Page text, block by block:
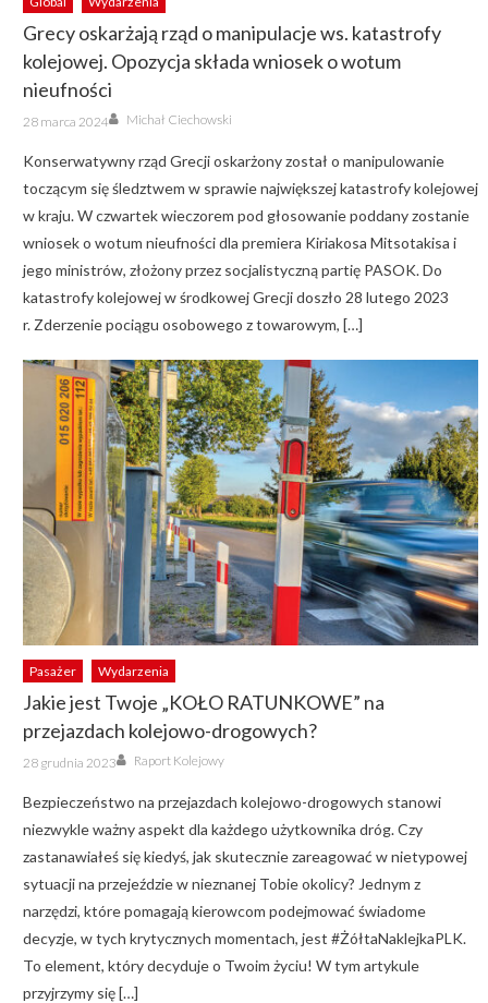
Grecy oskarżają rząd o manipulacje ws. katastrofy
kolejowej. Opozycja składa wniosek o wotum
nieufności
Posted
on
28 marca 2024 Author
Michał Ciechowski
Konserwatywny rząd Grecji oskarżony został o manipulowanie
toczącym się śledztwem w sprawie największej katastrofy kolejowej
w kraju. W czwartek wieczorem pod głosowanie poddany zostanie
wniosek o wotum nieufności dla premiera Kiriakosa Mitsotakisa i
jego ministrów, złożony przez socjalistyczną partię PASOK. Do
katastrofy kolejowej w środkowej Grecji doszło 28 lutego 2023
r. Zderzenie pociągu osobowego z towarowym, […]
Pasażer Wydarzenia
Jakie jest Twoje „KOŁO RATUNKOWE” na
przejazdach kolejowo-drogowych?
Posted
on
28 grudnia 2023 Author
Raport Kolejowy
Bezpieczeństwo na przejazdach kolejowo-drogowych stanowi
niezwykle ważny aspekt dla każdego użytkownika dróg. Czy
zastanawiałeś się kiedyś, jak skutecznie zareagować w nietypowej
sytuacji na przejeździe w nieznanej Tobie okolicy? Jednym z
narzędzi, które pomagają kierowcom podejmować świadome
decyzje, w tych krytycznych momentach, jest #ŻółtaNaklejkaPLK.
To element, który decyduje o Twoim życiu! W tym artykule
przyjrzymy się […]